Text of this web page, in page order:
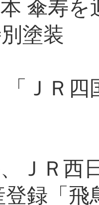
傘寿
塗装
ＪＲ
ＪＲ西
録「